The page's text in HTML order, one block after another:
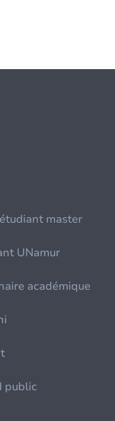
master
UNamur
académique
public